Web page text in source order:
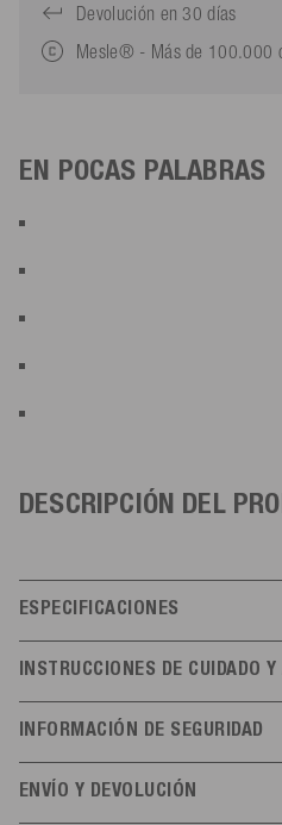
Devolución en 30 días
Mesle® - Más de 100.000
EN POCAS PALABRAS
DESCRIPCIÓN DEL
ESPECIFICACIONES
Color
INSTRUCCIONES DE CUIDADO
No exponer a altas temperaturas (>
INFORMACIÓN DE SEGURIDAD
Instrucciones de uso
ENVÍO Y DEVOLUCIÓN